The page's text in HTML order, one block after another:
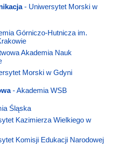
- Uniwersytet Morski w
Górniczo-Hutnicza im.
Akademia Nauk
Morski w Gdyni
- Akademia WSB
Śląska
Kazimierza Wielkiego w
Komisji Edukacji Narodowej